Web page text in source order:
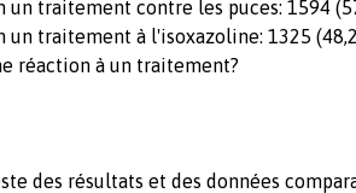
un traitement contre les puces: 1594
un traitement à l'isoxazoline: 1325
réaction à un traitement?
des résultats et des données